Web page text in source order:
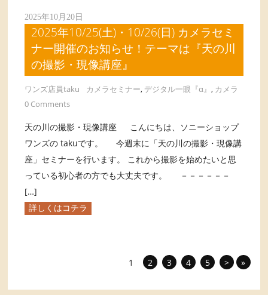
2025年10月20日
2025年10/25(土)・10/26(日) カメラセミ
ナー開催のお知らせ！テーマは『天の川
の撮影・現像講座』
ワンズ店員taku カメラセミナー, デジタル一眼『α』, カメラ
0 Comments
天の川の撮影・現像講座 こんにちは、ソニーショップ
ワンズの takuです。 今週末に「天の川の撮影・現像講
座」セミナーを行います。 これから撮影を始めたいと思
っている初心者の方でも大丈夫です。 －－－－－－
[…]
詳しくはコチラ
1 2 3 4 5 > »